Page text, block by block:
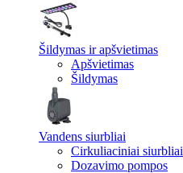
Šildymas ir apšvietimas
Apšvietimas
Šildymas
Vandens siurbliai
Cirkuliaciniai siurbliai
Dozavimo pompos